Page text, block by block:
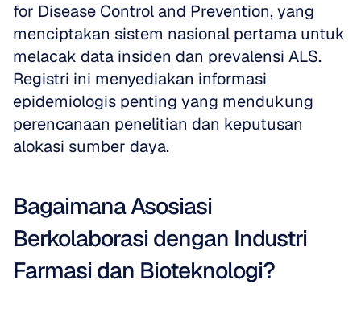
for Disease Control and Prevention, yang
menciptakan sistem nasional pertama untuk
melacak data insiden dan prevalensi ALS.
Registri ini menyediakan informasi
epidemiologis penting yang mendukung
perencanaan penelitian dan keputusan
alokasi sumber daya.
Bagaimana Asosiasi
Berkolaborasi dengan Industri
Farmasi dan Bioteknologi?